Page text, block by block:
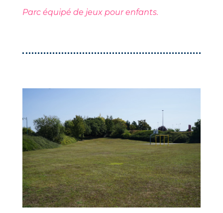
Parc équipé de jeux pour enfants.